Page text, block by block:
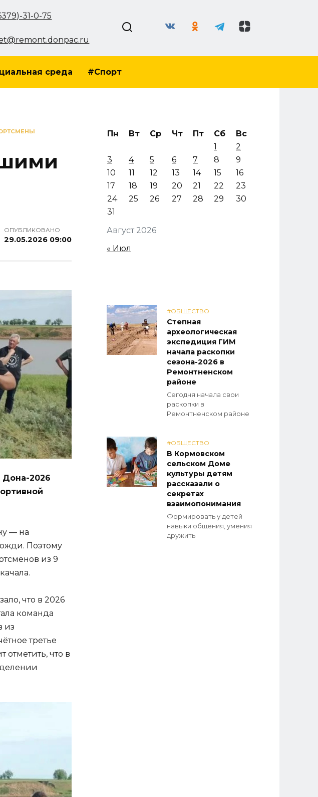
31-0-75
среда #Спорт
ОПУБЛИКОВАНО
29.05.2026 09:00
Дона-2026
— на
Поэтому
из 9
что в 2026
команда
из
третье
отметить, что в
Август 2026
Пн Вт Ср Чт Пт Сб
Вс
1
2
3
4 5 6 7 8
9
10
11 12 13 14 15
16
17
18 19 20 21 22
23
24
25 26 27 28 29
30
31
« Июл
#ОБЩЕСТВО
Степная
археологическая
экспедиция ГИМ
начала раскопки
сезона-2026 в
Ремонтненском
районе
Сегодня начала свои
раскопки в
Ремонтненском районе
#ОБЩЕСТВО
В Кормовском
сельском Доме
культуры детям
рассказали о
секретах
взаимопонимания
Формировать у детей
навыки общения, умения
дружить